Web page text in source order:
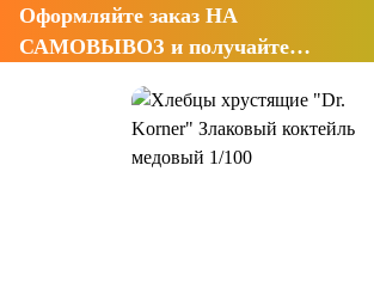
Оформляйте заказ НА
САМОВЫВОЗ и получайте